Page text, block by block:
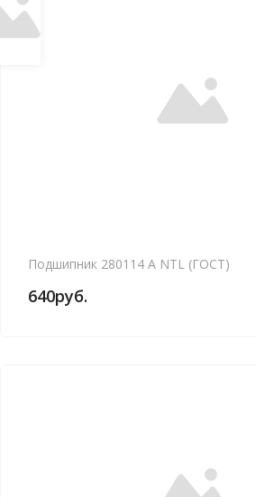
Подшипник 280114 А NTL (ГОСТ)
640руб.